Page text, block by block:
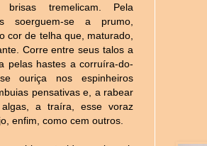
tremelicam. Pela
soerguem-se a prumo,
cor de telha que, maturado,
Corre entre seus talos a
pelas hastes a corruíra-do-
ouriça nos espinheiros
pensativas e, a rabear
a traíra, esse voraz
enfim, como cem outros.